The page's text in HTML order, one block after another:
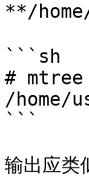
**/
```sh
#
/home/
```
输出应类